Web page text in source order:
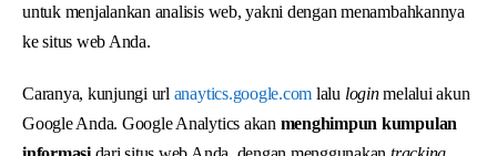
untuk menjalankan analisis web, yakni dengan menambahkannya
ke situs web Anda.
Caranya, kunjungi url anaytics.google.com lalu loginmelalui akun
Google Anda. Google Analytics akan menghimpun kumpulan